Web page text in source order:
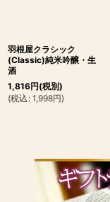
羽根屋クラシック
(Classic)純米吟醸・生
酒
1,816円(税別)
(税込 : 1,998円)